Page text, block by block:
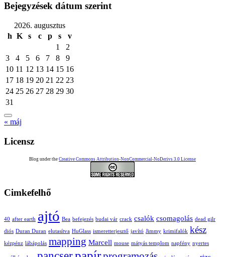
Bejegyzések dátum szerint
2026. augusztus
h K s c p s
v
1
2
3
4 5 6 7 8
9
10 11 12 13 14 15 16
17 18 19 20 21 22 23
24 25 26 27 28 29 30
31
« máj
Licensz
Blog under the Creative Commons Attribution-NonCommercial-NoDerivs 3.0 License
Cimkefelhő
40 after earth ajtó Bea befejezés budai vár crack csalók csomagolás dead gilr
diós Duran Duran elutasítva HuGlass ismeretterjesztő javító Jimmy krimifalók kész
kézpénz lábápolás mapping Marcell mouse mátyás templom napfény nyertes